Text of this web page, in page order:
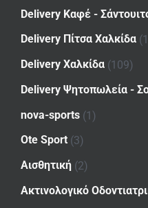
Delivery Καφέ -
Delivery Πίτσα Χαλκίδα
Delivery Χαλκίδα (109)
Delivery Ψητοπωλεία -
nova-sports (1)
Ote Sport (3)
Αισθητική (2)
Ακτινολογικό